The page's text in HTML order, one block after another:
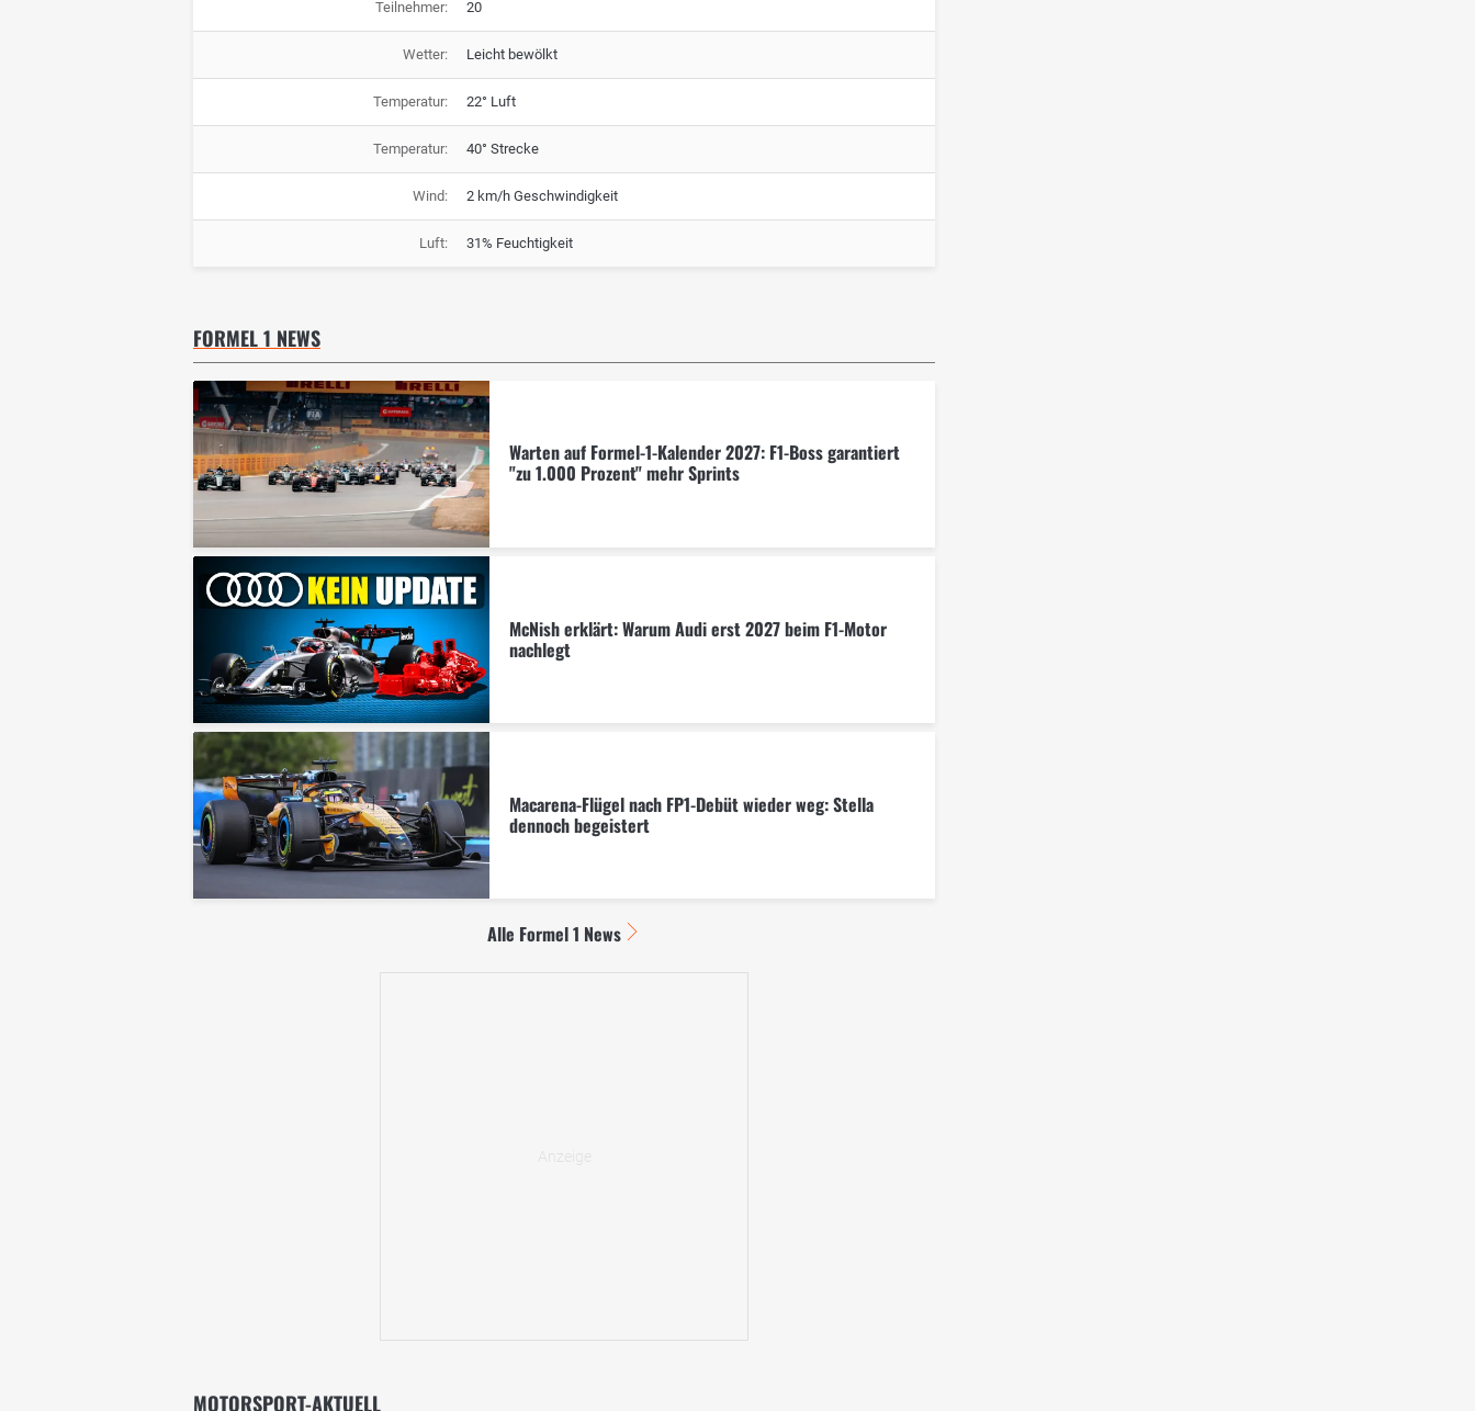
Teilnehmer: 20
Wetter: Leicht bewölkt
Temperatur: 22° Luft
Temperatur: 40° Strecke
Wind: 2 km/h Geschwindigkeit
Luft: 31% Feuchtigkeit
FORMEL 1 NEWS
Warten auf Formel-1-Kalender 2027: F1-Boss garantiert
"zu 1.000 Prozent" mehr Sprints
McNish erklärt: Warum Audi erst 2027 beim F1-Motor
nachlegt
Macarena-Flügel nach FP1-Debüt wieder weg: Stella
dennoch begeistert
Alle Formel 1 News
MOTORSPORT-AKTUELL